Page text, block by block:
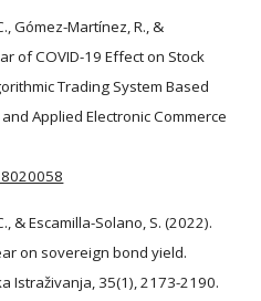
Gómez-Martínez, R., &
of COVID-19 Effect on Stock
Trading System Based
Applied Electronic Commerce
& Escamilla-Solano, S. (2022).
on sovereign bond yield.
Istraživanja, 35(1), 2173-2190.